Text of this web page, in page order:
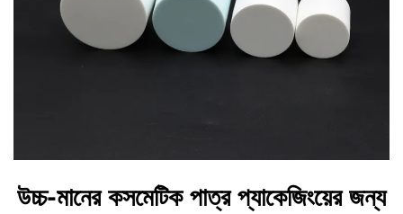
উচ্চ-মানের কসমেটিক পাত্র প্যাকেজিংয়ের জন্য